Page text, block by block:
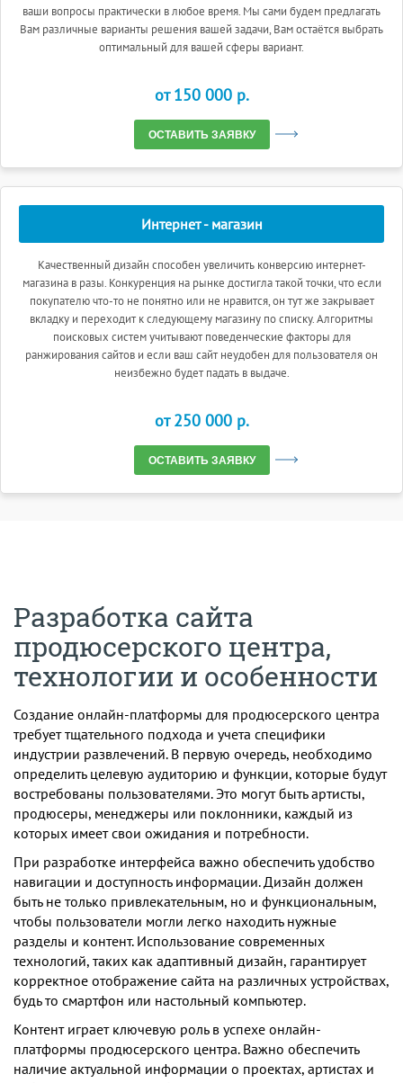
ваши вопросы практически в любое время. Мы сами будем предлагать
Вам различные варианты решения вашей задачи, Вам остаётся выбрать
оптимальный для вашей сферы вариант.
от 150 000 p.
ОСТАВИТЬ ЗАЯВКУ
Интернет - магазин
Качественный дизайн способен увеличить конверсию интернет-
магазина в разы. Конкуренция на рынке достигла такой точки, что если
покупателю что-то не понятно или не нравится, он тут же закрывает
вкладку и переходит к следующему магазину по списку. Алгоритмы
поисковых систем учитывают поведенческие факторы для
ранжирования сайтов и если ваш сайт неудобен для пользователя он
неизбежно будет падать в выдаче.
от 250 000 p.
ОСТАВИТЬ ЗАЯВКУ
Разработка сайта
продюсерского центра,
технологии и особенности
Создание онлайн-платформы для продюсерского центра
требует тщательного подхода и учета специфики
индустрии развлечений. В первую очередь, необходимо
определить целевую аудиторию и функции, которые будут
востребованы пользователями. Это могут быть артисты,
продюсеры, менеджеры или поклонники, каждый из
которых имеет свои ожидания и потребности.
При разработке интерфейса важно обеспечить удобство
навигации и доступность информации. Дизайн должен
быть не только привлекательным, но и функциональным,
чтобы пользователи могли легко находить нужные
разделы и контент. Использование современных
технологий, таких как адаптивный дизайн, гарантирует
корректное отображение сайта на различных устройствах,
будь то смартфон или настольный компьютер.
Контент играет ключевую роль в успехе онлайн-
платформы продюсерского центра. Важно обеспечить
наличие актуальной информации о проектах, артистах и